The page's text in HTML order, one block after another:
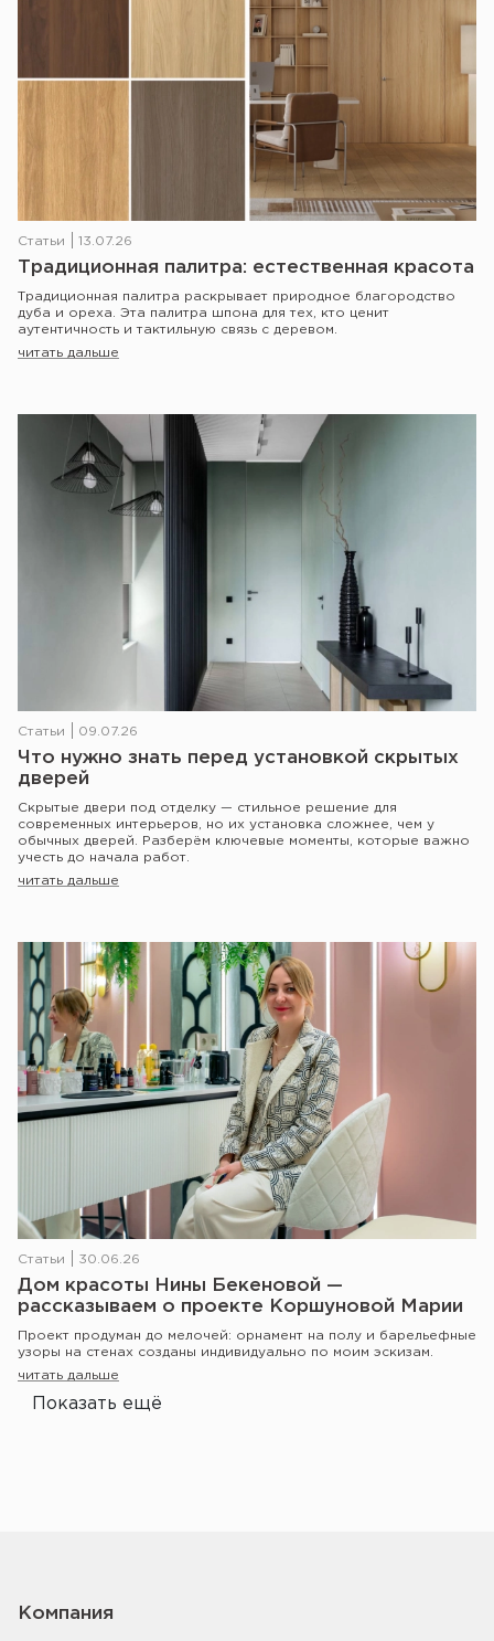
Статьи 13.07.26
Традиционная палитра: естественная красота
Традиционная палитра раскрывает природное благородство
дуба и ореха. Эта палитра шпона для тех, кто ценит
аутентичность и тактильную связь с деревом.
читать дальше
Статьи 09.07.26
Что нужно знать перед установкой скрытых
дверей
Скрытые двери под отделку — стильное решение для
современных интерьеров, но их установка сложнее, чем у
обычных дверей. Разберём ключевые моменты, которые важно
учесть до начала работ.
читать дальше
Статьи 30.06.26
Дом красоты Нины Бекеновой —
рассказываем о проекте Коршуновой Марии
Проект продуман до мелочей: орнамент на полу и барельефные
узоры на стенах созданы индивидуально по моим эскизам.
читать дальше
Показать ещё
Компания